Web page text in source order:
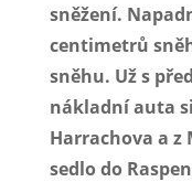
sněžení.
centimetrů
sněhu. Už s
nákladní auta
Harrachova a z
sedlo do